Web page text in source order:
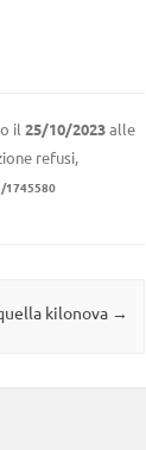
il 25/10/2023alle
refusi,
1745580
kilonova →